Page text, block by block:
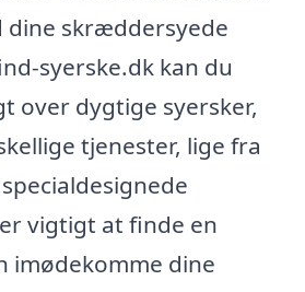
dine skræddersyede
syerske.dk kan du
over dygtige syersker,
tjenester, lige fra
vigtigt at finde en
imødekomme dine